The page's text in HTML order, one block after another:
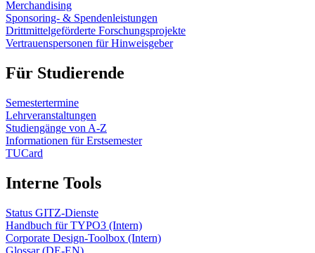
Merchandising
Sponsoring- & Spendenleistungen
Drittmittelgeförderte Forschungsprojekte
Vertrauenspersonen für Hinweisgeber
Für Studierende
Semestertermine
Lehrveranstaltungen
Studiengänge von A-Z
Informationen für Erstsemester
TUCard
Interne Tools
Status GITZ-Dienste
Handbuch für TYPO3 (Intern)
Corporate Design-Toolbox (Intern)
Glossar (DE-EN)